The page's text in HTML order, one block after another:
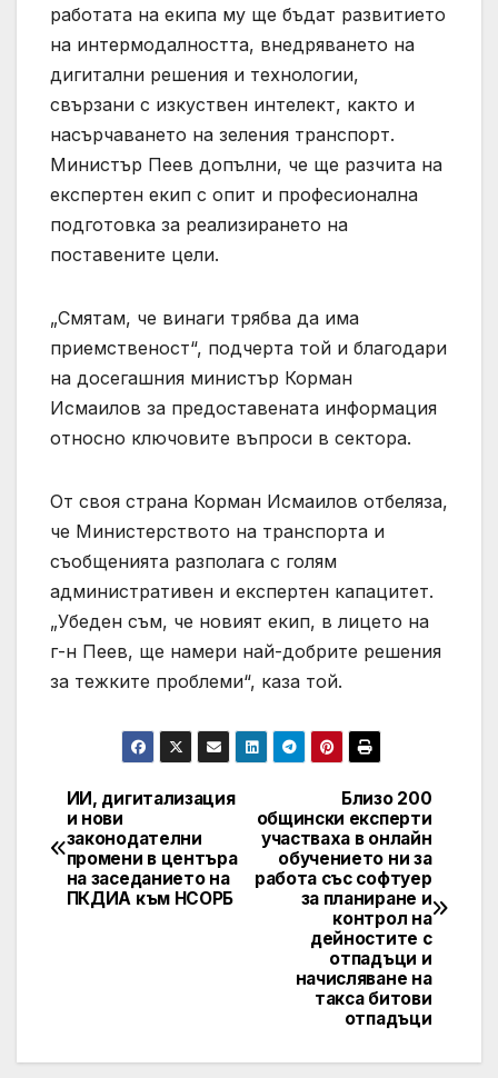
работата на екипа му ще бъдат развитието
на интермодалността, внедряването на
дигитални решения и технологии,
свързани с изкуствен интелект, както и
насърчаването на зеления транспорт.
Министър Пеев допълни, че ще разчита на
експертен екип с опит и професионална
подготовка за реализирането на
поставените цели.
„Смятам, че винаги трябва да има
приемственост“, подчерта той и благодари
на досегашния министър Корман
Исмаилов за предоставената информация
относно ключовите въпроси в сектора.
От своя страна Корман Исмаилов отбеляза,
че Министерството на транспорта и
съобщенията разполага с голям
административен и експертен капацитет.
„Убеден съм, че новият екип, в лицето на
г-н Пеев, ще намери най-добрите решения
за тежките проблеми“, каза той.
Post
navigation
Близо 200
общински експерти
участваха в онлайн
обучението ни за
работа със софтуер
за планиране и
контрол на
дейностите с
отпадъци и
начисляване на
такса битови
отпадъци
ИИ, дигитализация
и нови
законодателни
промени в центъра
на заседанието на
ПКДИА към НСОРБ